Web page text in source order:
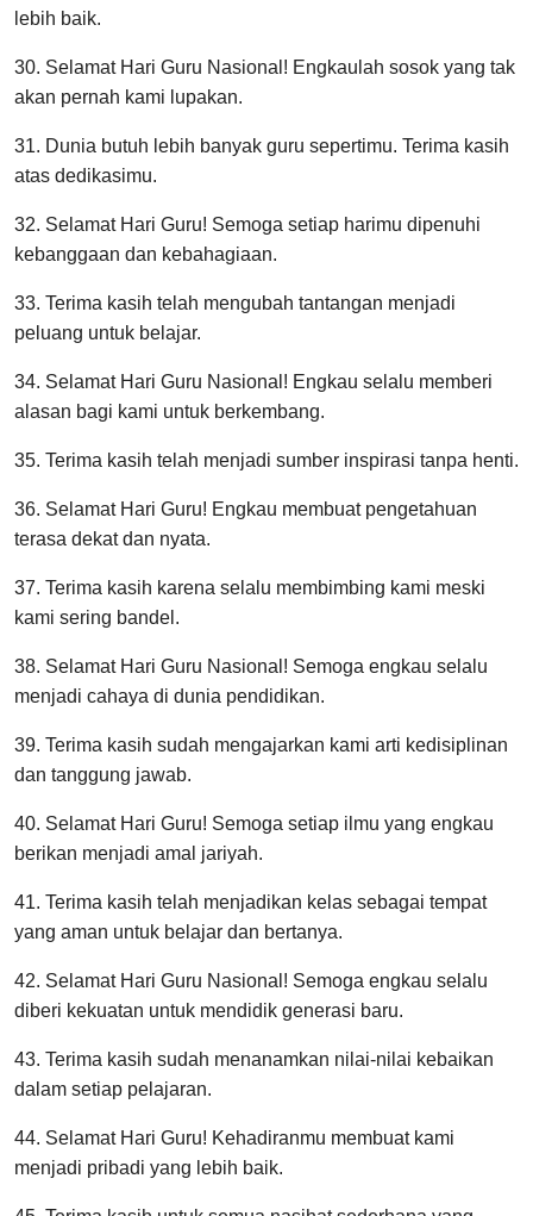
lebih baik.
30. Selamat Hari Guru Nasional! Engkaulah sosok yang tak
akan pernah kami lupakan.
31. Dunia butuh lebih banyak guru sepertimu. Terima kasih
atas dedikasimu.
32. Selamat Hari Guru! Semoga setiap harimu dipenuhi
kebanggaan dan kebahagiaan.
33. Terima kasih telah mengubah tantangan menjadi
peluang untuk belajar.
34. Selamat Hari Guru Nasional! Engkau selalu memberi
alasan bagi kami untuk berkembang.
35. Terima kasih telah menjadi sumber inspirasi tanpa henti.
36. Selamat Hari Guru! Engkau membuat pengetahuan
terasa dekat dan nyata.
37. Terima kasih karena selalu membimbing kami meski
kami sering bandel.
38. Selamat Hari Guru Nasional! Semoga engkau selalu
menjadi cahaya di dunia pendidikan.
39. Terima kasih sudah mengajarkan kami arti kedisiplinan
dan tanggung jawab.
40. Selamat Hari Guru! Semoga setiap ilmu yang engkau
berikan menjadi amal jariyah.
41. Terima kasih telah menjadikan kelas sebagai tempat
yang aman untuk belajar dan bertanya.
42. Selamat Hari Guru Nasional! Semoga engkau selalu
diberi kekuatan untuk mendidik generasi baru.
43. Terima kasih sudah menanamkan nilai-nilai kebaikan
dalam setiap pelajaran.
44. Selamat Hari Guru! Kehadiranmu membuat kami
menjadi pribadi yang lebih baik.